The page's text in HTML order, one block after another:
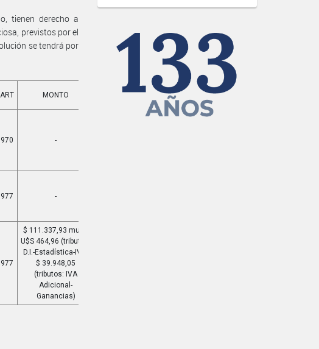
tienen derecho a
previstos por el
se tendrá por
ART MONTO
970 -
977 -
977
$ 111.337,93 multa
U$S 464,96 (tributos:
D.I.-Estadística-IVA)
$ 39.948,05
(tributos: IVA
Adicional-
Ganancias)